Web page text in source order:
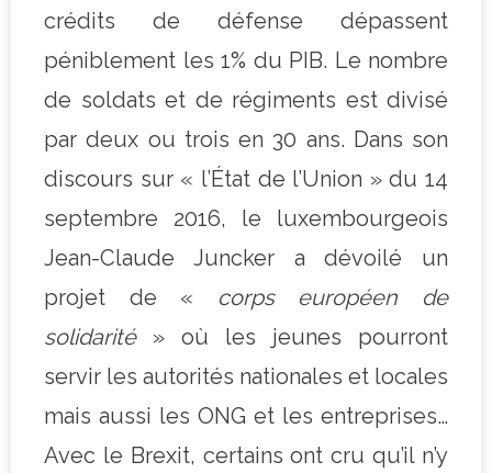
crédits de défense dépassent
péniblement les 1% du PIB. Le nombre
de soldats et de régiments est divisé
par deux ou trois en 30 ans. Dans son
discours sur « l’État de l’Union » du 14
septembre 2016, le luxembourgeois
Jean-Claude Juncker a dévoilé un
projet de « corps européen de
solidarité» où les jeunes pourront
servir les autorités nationales et locales
mais aussi les ONG et les entreprises…
Avec le Brexit, certains ont cru qu’il n’y